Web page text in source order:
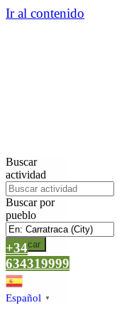
Ir al contenido
Buscar
actividad
Buscar por
pueblo
Buscar
+34
634319999
Español ▼